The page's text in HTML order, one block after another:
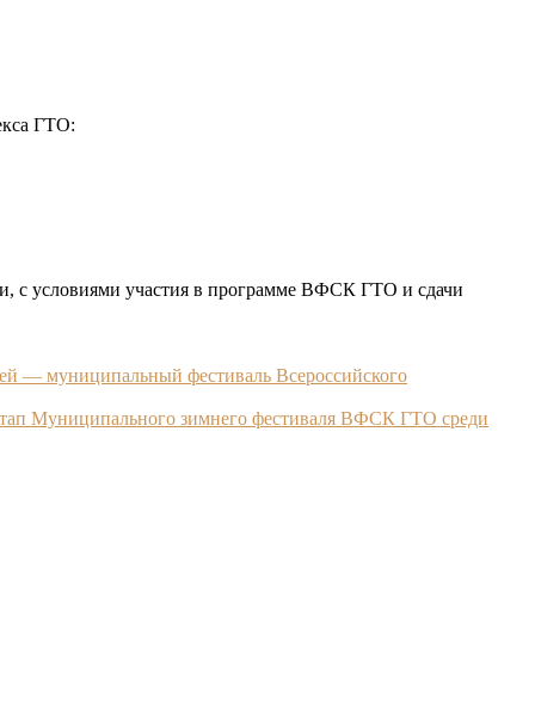
ГТО:
с условиями участия в программе ВФСК ГТО и сдачи
— муниципальный фестиваль Всероссийского
Муниципального зимнего фестиваля ВФСК ГТО среди